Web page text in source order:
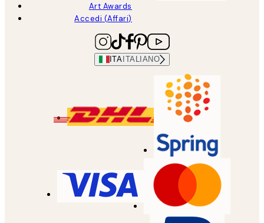
Art Awards
Accedi (Affari)
ITA ITALIANO